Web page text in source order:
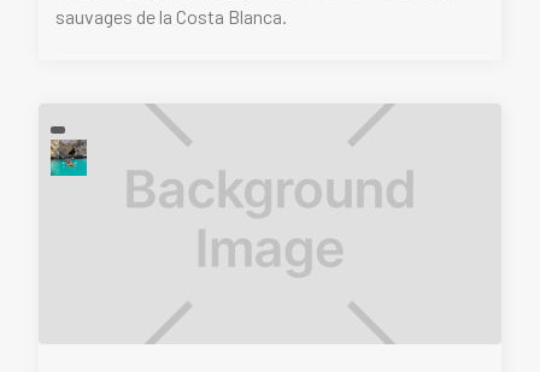
sauvages de la Costa Blanca.